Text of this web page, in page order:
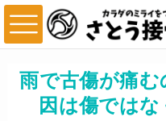
雨で古傷が痛
因は傷ではな